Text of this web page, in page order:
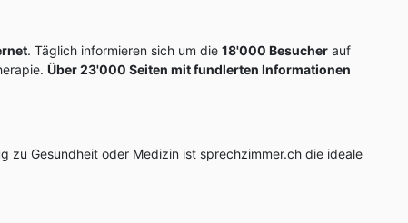
. Täglich informieren sich um die 18'000 Besucher auf
Über 23'000 Seiten mit fundlerten Informationen
zu Gesundheit oder Medizin ist sprechzimmer.ch die ideale